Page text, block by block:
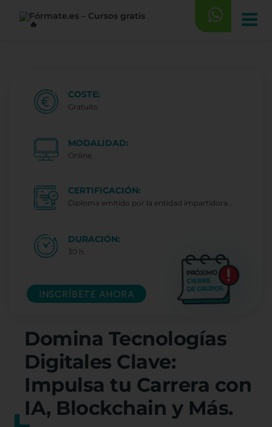
Domina Tecnologías
Digitales Clave:
Impulsa tu Carrera con
IA, Blockchain y Más.
COSTE:
Gratuito
MODALIDAD:
Online.
CERTIFICACIÓN:
Diploma emitido por la entidad impartidora..
DURACIÓN:
30 h.
INSCRÍBETE AHORA